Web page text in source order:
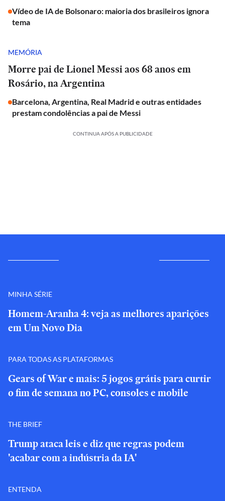
Vídeo de IA de Bolsonaro: maioria dos brasileiros ignora
tema
MEMÓRIA
Morre pai de Lionel Messi aos 68 anos em
Rosário, na Argentina
Barcelona, Argentina, Real Madrid e outras entidades
prestam condolências a pai de Messi
CONTINUA APÓS A PUBLICIDADE
MINHA SÉRIE
Homem-Aranha 4: veja as melhores aparições
em Um Novo Dia
PARA TODAS AS PLATAFORMAS
Gears of War e mais: 5 jogos grátis para curtir
o fim de semana no PC, consoles e mobile
THE BRIEF
Trump ataca leis e diz que regras podem
'acabar com a indústria da IA'
ENTENDA